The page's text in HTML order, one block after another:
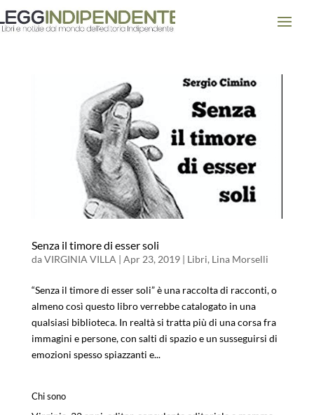
Senza il timore di esser soli
daVIRGINIA VILLA | Apr 23, 2019| Libri, Lina Morselli
“Senza il timore di esser soli” è una raccolta di racconti, o
almeno così questo libro verrebbe catalogato in una
qualsiasi biblioteca. In realtà si tratta più di una corsa fra
immagini e persone, con salti di spazio e un susseguirsi di
emozioni spesso spiazzanti e...
Chi sono